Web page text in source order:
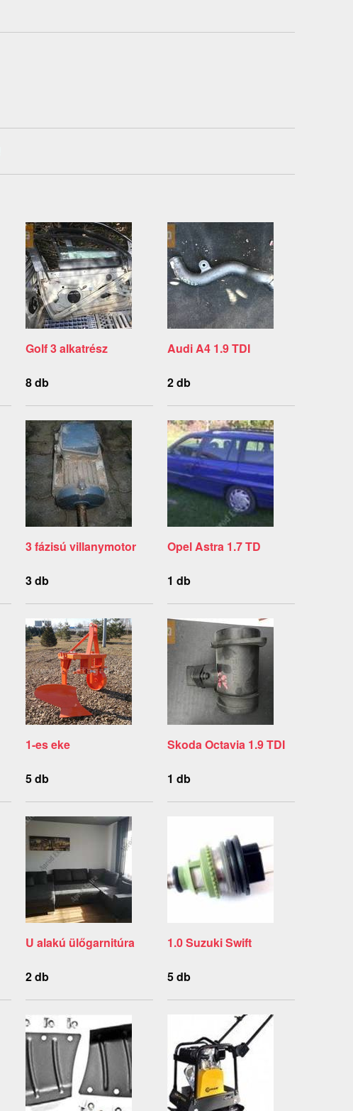
Golf 3 alkatrész
8 db
Audi A4 1.9 TDI
2 db
3 fázisú villanymotor
3 db
Opel Astra 1.7 TD
1 db
1-es eke
5 db
Skoda Octavia 1.9 TDI
1 db
U alakú ülőgarnitúra
2 db
1.0 Suzuki Swift
5 db